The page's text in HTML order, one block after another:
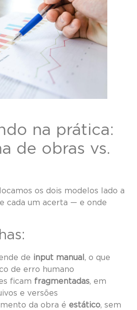
na prática:
de obras vs.
os dois modelos lado a
cada um acerta — e onde
de input manual , o que
de erro humano
ficam fragmentadas, em
e versões
da obra é estático, sem